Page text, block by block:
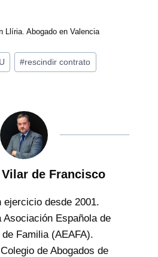
Llíria. Abogado en Valencia
#rescindir contrato
de Francisco
ejercicio desde 2001.
Asociación Española de
Familia (AEAFA).
de Abogados de